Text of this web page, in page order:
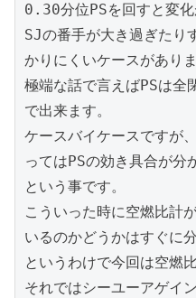
0.30分位PSを回すと変化
SJの番手が大き過ぎたり
かりにくいケースがありま
極端な話で言えばPSは全
で出来ます。
ケースバイケースですが
ってはPSの効き具合が分
という事です。
こういった時に空燃比計
いるのかどうかはすぐに
というわけで今回は空燃
それではシーユーアゲイン